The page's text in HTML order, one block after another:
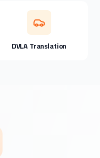
DVLA Translation